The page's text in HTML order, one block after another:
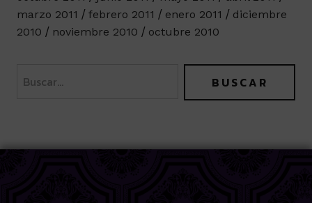
marzo 2011
febrero 2011 enero 2011
diciembre
2010
noviembre 2010 octubre 2010